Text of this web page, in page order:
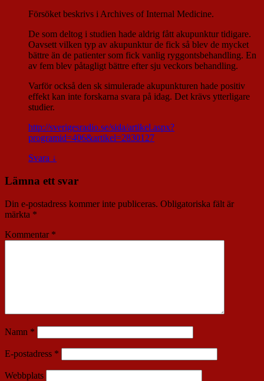
Försöket beskrivs i Archives of Internal Medicine.
De som deltog i studien hade aldrig fått akupunktur tidigare.
Oavsett vilken typ av akupunktur de fick så blev de mycket
bättre än de patienter som fick vanlig ryggontsbehandling. En
av fem blev påtagligt bättre efter sju veckors behandling.
Varför också den sk simulerade akupunkturen hade positiv
effekt kan inte forskarna svara på idag. Det krävs ytterligare
studier.
http://sverigesradio.se/sida/artikel.aspx?
programid=406&artikel=2830127
Svara ↓
Lämna ett svar
Din e-postadress kommer inte publiceras. Obligatoriska fält är
märkta *
Kommentar *
Namn *
E-postadress *
Webbplats